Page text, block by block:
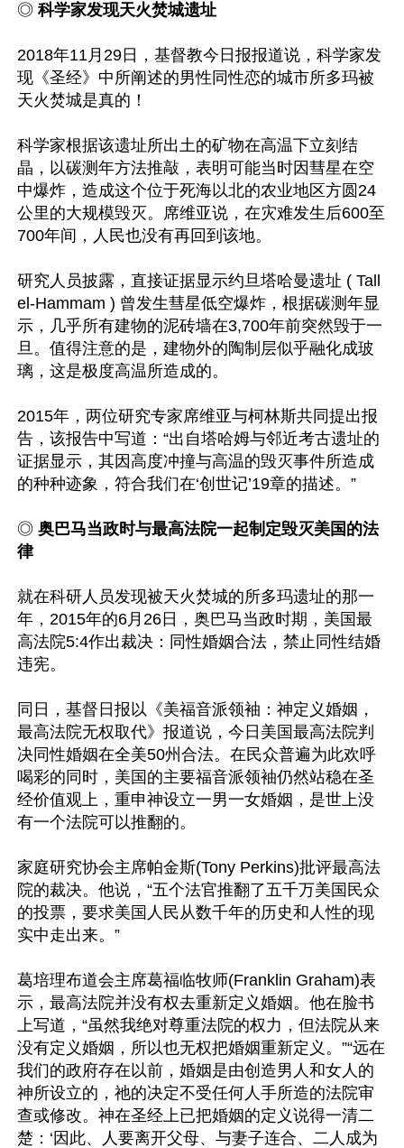
◎ 科学家发现天火焚城遗址
2018年11月29日，基督教今日报报道说，科学家发
现《圣经》中所阐述的男性同性恋的城市所多玛被
天火焚城是真的！
科学家根据该遗址所出土的矿物在高温下立刻结
晶，以碳测年方法推敲，表明可能当时因彗星在空
中爆炸，造成这个位于死海以北的农业地区方圆24
公里的大规模毁灭。席维亚说，在灾难发生后600至
700年间，人民也没有再回到该地。
研究人员披露，直接证据显示约旦塔哈曼遗址 ( Tall
el-Hammam ) 曾发生彗星低空爆炸，根据碳测年显
示，几乎所有建物的泥砖墙在3,700年前突然毁于一
旦。值得注意的是，建物外的陶制层似乎融化成玻
璃，这是极度高温所造成的。
2015年，两位研究专家席维亚与柯林斯共同提出报
告，该报告中写道：“出自塔哈姆与邻近考古遗址的
证据显示，其因高度冲撞与高温的毁灭事件所造成
的种种迹象，符合我们在‘创世记’19章的描述。”
◎ 奥巴马当政时与最高法院一起制定毁灭美国的法
律
就在科研人员发现被天火焚城的所多玛遗址的那一
年，2015年的6月26日，奥巴马当政时期，美国最
高法院5:4作出裁决：同性婚姻合法，禁止同性结婚
违宪。
同日，基督日报以《美福音派领袖：神定义婚姻，
最高法院无权取代》报道说，今日美国最高法院判
决同性婚姻在全美50州合法。在民众普遍为此欢呼
喝彩的同时，美国的主要福音派领袖仍然站稳在圣
经价值观上，重申神设立一男一女婚姻，是世上没
有一个法院可以推翻的。
家庭研究协会主席帕金斯(Tony Perkins)批评最高法
院的裁决。他说，“五个法官推翻了五千万美国民众
的投票，要求美国人民从数千年的历史和人性的现
实中走出来。”
葛培理布道会主席葛福临牧师(Franklin Graham)表
示，最高法院并没有权去重新定义婚姻。他在脸书
上写道，“虽然我绝对尊重法院的权力，但法院从来
没有定义婚姻，所以也无权把婚姻重新定义。”“远在
我们的政府存在以前，婚姻是由创造男人和女人的
神所设立的，祂的决定不受任何人手所造的法院审
查或修改。神在圣经上已把婚姻的定义说得一清二
楚：‘因此、人要离开父母、与妻子连合、二人成为